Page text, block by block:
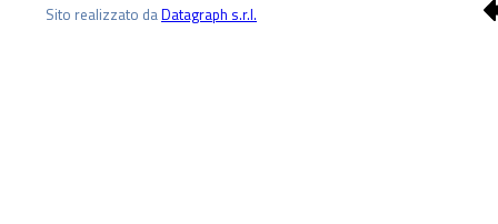
Sito realizzato daDatagraph s.r.l.